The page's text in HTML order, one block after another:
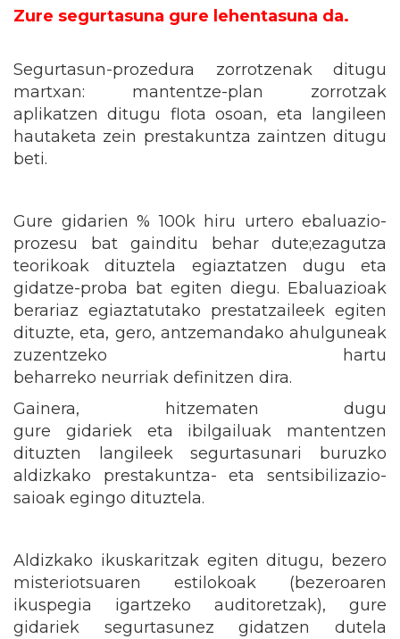
Zure segurtasuna gure lehentasuna da.
Segurtasun-prozedura zorrotzenak ditugu
martxan: mantentze-plan zorrotzak
aplikatzen ditugu flota osoan, eta langileen
hautaketa zein prestakuntza zaintzen ditugu
beti.
Gure gidarien % 100k hiru urtero ebaluazio-
prozesu bat gainditu behar dute;ezagutza
teorikoak dituztela egiaztatzen dugu eta
gidatze-proba bat egiten diegu. Ebaluazioak
berariaz egiaztatutako prestatzaileek egiten
dituzte, eta, gero, antzemandako ahulguneak
zuzentzeko hartu
beharreko neurriak definitzen dira.
Gainera, hitzematen dugu
gure gidariek eta ibilgailuak mantentzen
dituzten langileek segurtasunari buruzko
aldizkako prestakuntza- eta sentsibilizazio-
saioak egingo dituztela.
Aldizkako ikuskaritzak egiten ditugu, bezero
misteriotsuaren estilokoak (bezeroaren
ikuspegia igartzeko auditoretzak), gure
gidariek segurtasunez gidatzen dutela